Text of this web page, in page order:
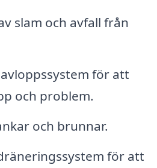
slam och avfall från
för att
och problem.
och brunnar.
för att